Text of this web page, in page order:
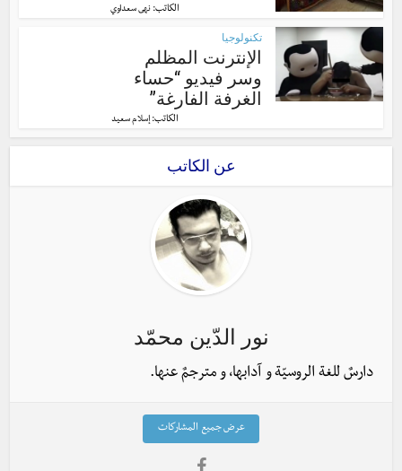
الكاتب: نهى سعداوي
تكنولوجيا
الإنترنت المظلم
وسر فيديو “حساء
الغرفة الفارغة”
الكاتب: إسلام سعيد
عن الكاتب
نور الدّين محمّد
دارسٌ للغة الروسيّة و آدابها، و مترجمٌ عنها.
عرض جميع المشاركات